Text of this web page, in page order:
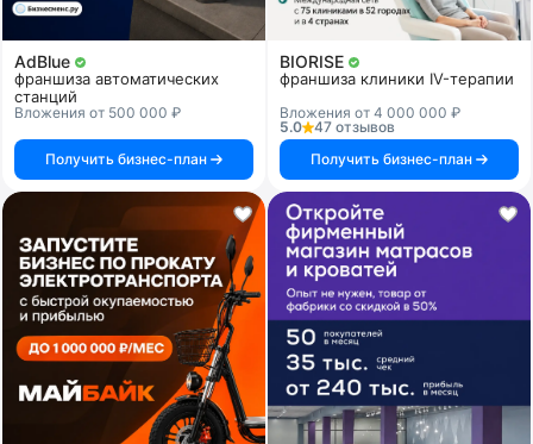
AdBlue
франшиза автоматических
станций
Вложения от 500 000 ₽
Получить бизнес-план
BIORISE
франшиза клиники IV-терапии
Вложения от 4 000 000 ₽
5.0
47 отзывов
Получить бизнес-план